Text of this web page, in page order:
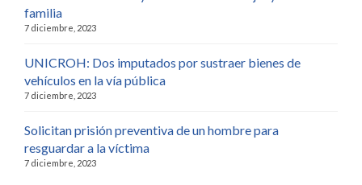
familia
7 diciembre, 2023
UNICROH: Dos imputados por sustraer bienes de
vehículos en la vía pública
7 diciembre, 2023
Solicitan prisión preventiva de un hombre para
resguardar a la víctima
7 diciembre, 2023